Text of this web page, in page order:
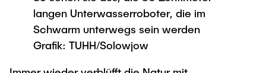
Newsroom
Press Release
Flyers and brochures
University magazine spektrum
Advice and contact
New@tuhh
Around student life
UNU HUB "Engineering to Face Climate
Change"
Process Engineering
Study programs
Research and Institutes
Exchange students
Intercultural Hub
langen Unterwasserroboter, die im
Schwarm unterwegs sein werden
Grafik: TUHH/Solowjow